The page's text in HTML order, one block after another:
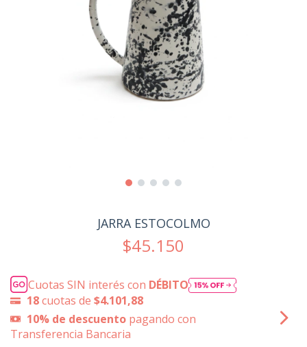
JARRA ESTOCOLMO
$45.150
Cuotas SIN interés con DÉBITO
18cuotas de $4.101,88
10% de descuento pagando con
Transferencia Bancaria